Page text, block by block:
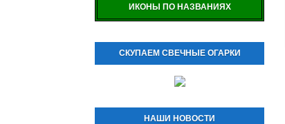
ИКОНЫ ПО НАЗВАНИЯХ
СКУПАЕМ СВЕЧНЫЕ ОГАРКИ
НАШИ НОВОСТИ